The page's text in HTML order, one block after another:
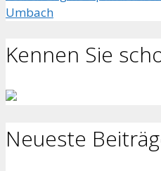
Umbach
Kennen Sie
Neueste